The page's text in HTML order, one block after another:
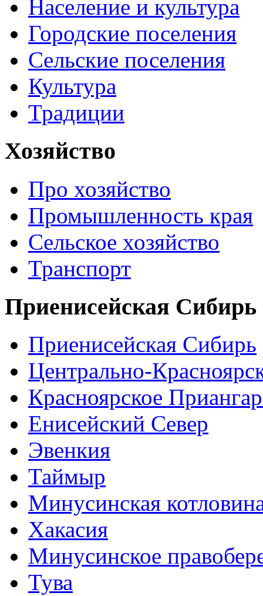
Население и культура
Городские поселения
Сельские поселения
Культура
Традиции
Хозяйство
Про хозяйство
Промышленность края
Сельское хозяйство
Транспорт
Приенисейская Сибирь
Приенисейская Сибирь
Центрально-
Красноярское
Енисейский Север
Эвенкия
Таймыр
Минусинская
Хакасия
Минусинское
Тува